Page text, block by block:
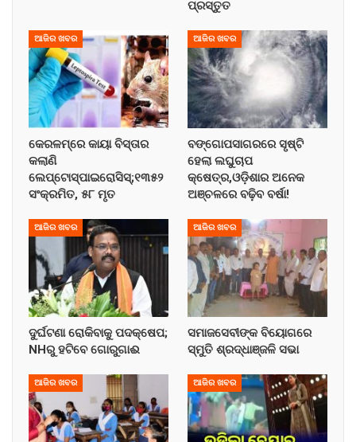
ପ୍ରସ୍ତୁତ
ଆଜିର ଖବର
କେରଳମ୍‌ରେ କାୟା ବିସ୍ତାର
କଲାଣି
ଲେପ୍ଟୋସ୍ପାଇରୋସିସ୍;୧୩୫୨
ସଂକ୍ରମିତ, ୫୮ ମୃତ
ଆଜିର ଖବର
ବଙ୍ଗୋପସାଗରରେ ସୃଷ୍ଟି
ହେଲା ଲଘୁଚାପ
କ୍ଷେତ୍ର,ଓଡ଼ିଶାର ଅନେକ
ଅଞ୍ଚଳରେ ବଢ଼ିବ ବର୍ଷା!
ଆଜିର ଖବର
ଦୁର୍ଘଟଣା ରୋକିବାକୁ ପଦକ୍ଷେପ;
NHରୁ ହଟିବେ ଗୋରୁଗାଈ
ଆଜିର ଖବର
ସମାଜସେବୀଙ୍କ ବିୟୋଗରେ
ସ୍ମୁତି ଶ୍ରଦ୍ଧାଞ୍ଜଳି ସଭା
ଆଜିର ଖବର ଆଜିର ଖବର